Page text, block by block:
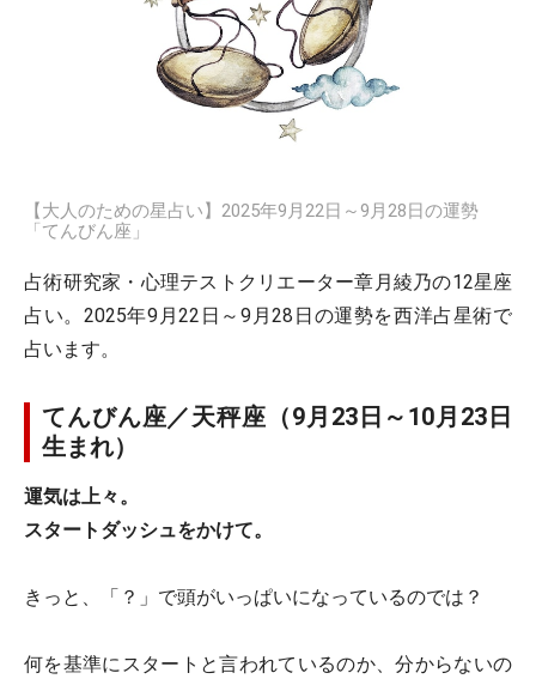
【大人のための星占い】2025年9月22日～9月28日の運勢
「てんびん座」
占術研究家・心理テストクリエーター章月綾乃の12星座
占い。2025年9月22日～9月28日の運勢を西洋占星術で
占います。
てんびん座／天秤座（9月23日～10月23日
生まれ）
運気は上々。
スタートダッシュをかけて。
きっと、「？」で頭がいっぱいになっているのでは？
何を基準にスタートと言われているのか、分からないの